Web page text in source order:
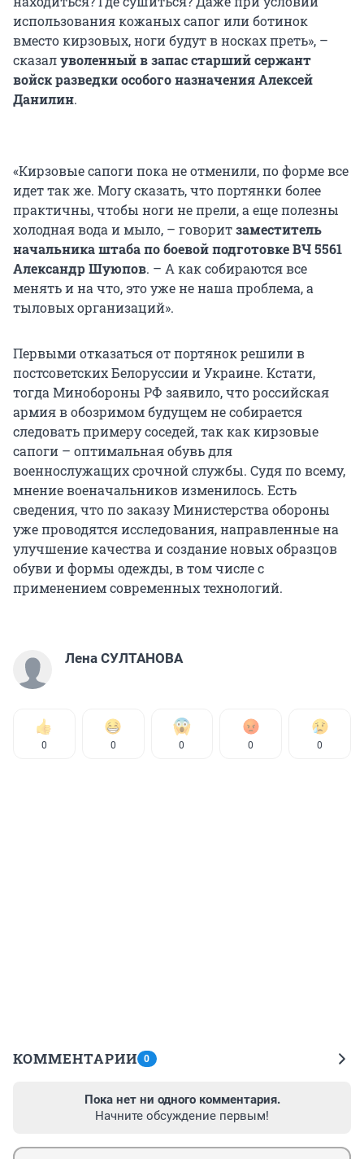
использования кожаных сапог или ботинок
вместо кирзовых, ноги будут в носках преть», –
сказалуволенный в запас старший сержант
войск разведки особого назначения Алексей
Данилин.
«Кирзовые сапоги пока не отменили, по форме все
идет так же. Могу сказать, что портянки более
практичны, чтобы ноги не прели, а еще полезны
холодная вода и мыло, – говоритзаместитель
начальника штаба по боевой подготовке ВЧ 5561
Александр Шуюпов. – А как собираются все
менять и на что, это уже не наша проблема, а
тыловых организаций».
Первыми отказаться от портянок решили в
постсоветских Белоруссии и Украине. Кстати,
тогда Минобороны РФ заявило, что российская
армия в обозримом будущем не собирается
следовать примеру соседей, так как кирзовые
сапоги – оптимальная обувь для
военнослужащих срочной службы. Судя по всему,
мнение военачальников изменилось. Есть
сведения, что по заказу Министерства обороны
уже проводятся исследования, направленные на
улучшение качества и создание новых образцов
обуви и формы одежды, в том числе с
применением современных технологий.
Лена СУЛТАНОВА
0 0 0 0 0
КОММЕНТАРИИ 0
Пока нет ни одного комментария.
Начните обсуждение первым!